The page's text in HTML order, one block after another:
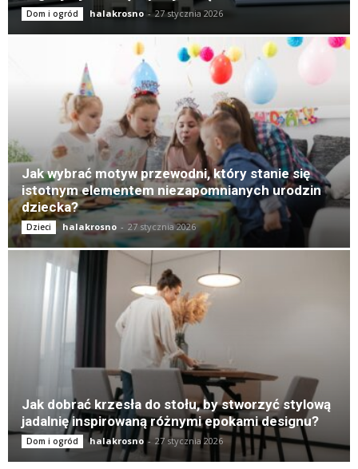
Dom i ogród halakrosno - 27 stycznia 2026
Jak wybrać motyw przewodni, który stanie się
istotnym elementem niezapomnianych urodzin
dziecka?
Dzieci halakrosno - 27 stycznia 2026
Jak dobrać krzesła do stołu, by stworzyć stylową
jadalnię inspirowaną różnymi epokami designu?
Dom i ogród halakrosno - 27 stycznia 2026